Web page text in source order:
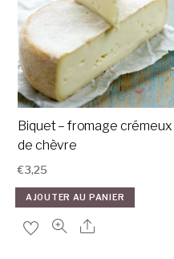
Biquet – fromage crémeux
de chèvre
€3,25
AJOUTER AU PANIER